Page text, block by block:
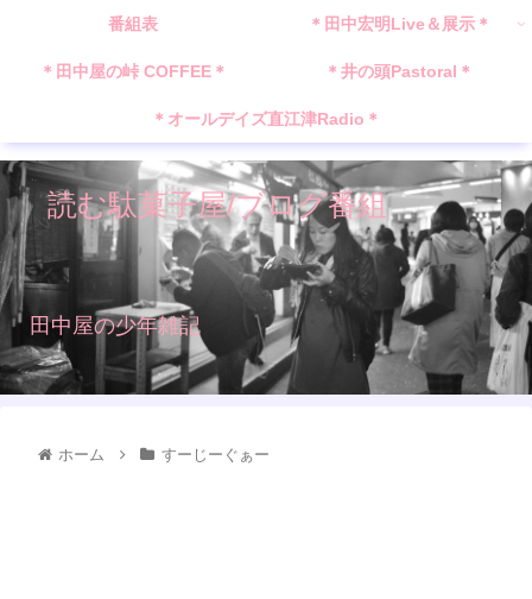
読む駄菓子屋/ブログ番組
田中屋の少年雑記
番組表 ＊田中宏明Live＆展示＊
＊田中屋の峠 COFFEE＊ ＊井の頭Pastoral＊
＊オールデイズ直江津Radio＊
ホーム すーじーぐぁー